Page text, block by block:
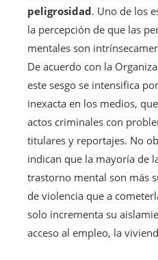
peligrosidad. Uno de los
la percepción de que las
mentales son
De acuerdo con la
este sesgo se intensifica
inexacta en los medios,
actos criminales con
titulares y reportajes. No
indican que la mayoría de
trastorno mental son más
de violencia que a
solo incrementa su
acceso al empleo, la